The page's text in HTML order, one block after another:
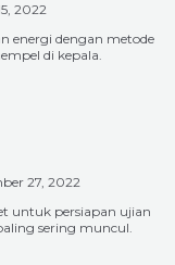
2022
energi dengan metode
di kepala.
27, 2022
untuk persiapan ujian
sering muncul.